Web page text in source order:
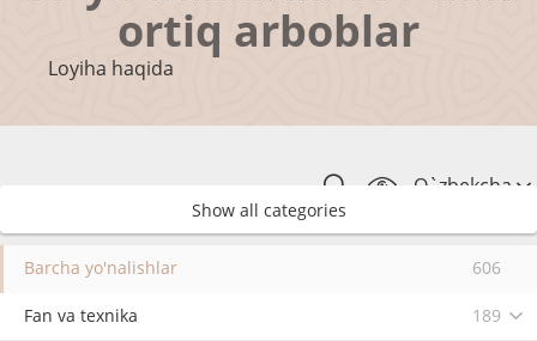
Loyiha haqida
O`zbekcha
ortiq arboblar
Show all categories
Barcha yo'nalishlar 606
Fan va texnika 189